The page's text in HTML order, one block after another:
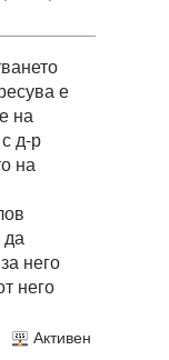
е
на
д-р
на
да
него
него
Активен